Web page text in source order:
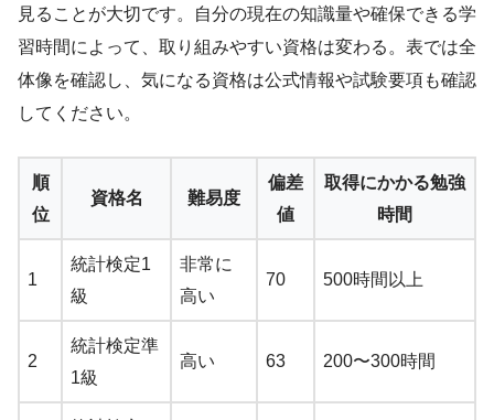
見ることが大切です。自分の現在の知識量や確保できる学
習時間によって、取り組みやすい資格は変わる。表では全
体像を確認し、気になる資格は公式情報や試験要項も確認
してください。
順
位
資格名 難易度
偏差
値
取得にかかる勉強
時間
1
統計検定1
級
非常に
高い
70 500時間以上
2
統計検定準
1級
高い 63 200〜300時間